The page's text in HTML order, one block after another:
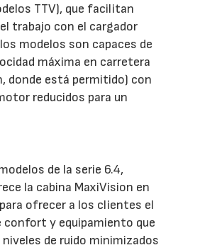
TTV), que facilitan
trabajo con el cargador
modelos son capaces de
máxima en carretera
donde está permitido) con
reducidos para un
de la serie 6.4,
la cabina MaxiVision en
ofrecer a los clientes el
confort y equipamiento que
de ruido minimizados